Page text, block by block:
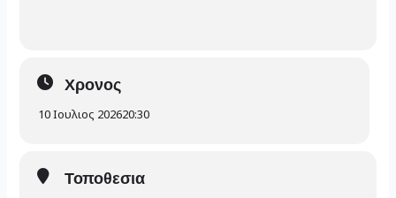
Χρονος
10 Ιουλιος 202620:30
Τοποθεσια